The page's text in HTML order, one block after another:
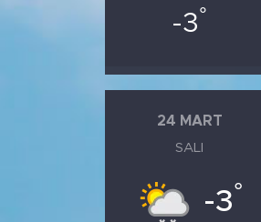
-3°
24 MART
SALI
-3°